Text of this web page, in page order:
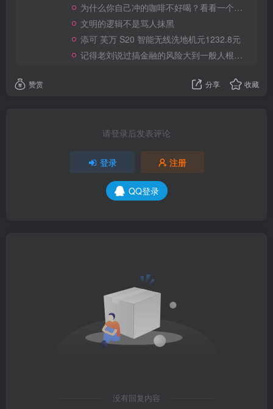
为什么你自己冲的咖啡不好喝？看看一个自媒体博主的分享
文明的逻辑不是骂人抹黑
添可 芙万 S20 智能无线洗地机元1232.8元
记得老刘说过搞金融的风险大到一般人根本承受不起
赞赏 分享 收藏
请登录后发表评论
登录 注册
QQ登录
没有回复内容